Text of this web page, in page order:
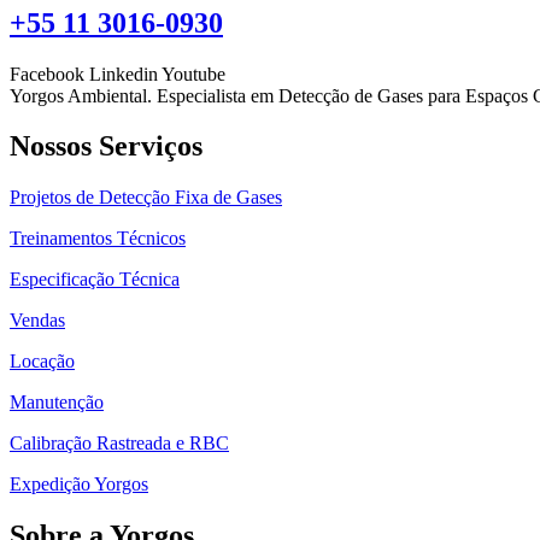
+55 11 3016-0930
Facebook Linkedin Youtube
Yorgos Ambiental. Especialista em Detecção de Gases para Espaços
Nossos Serviços
Projetos de Detecção Fixa de Gases
Treinamentos Técnicos
Especificação Técnica
Vendas
Locação
Manutenção
Calibração Rastreada e RBC
Expedição Yorgos